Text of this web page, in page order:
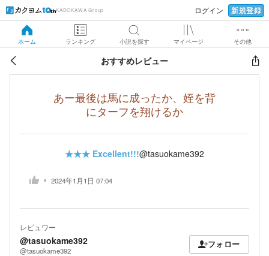
KADOKAWA Group ログイン 新規登録
ホーム ランキング 小説を探す マイページ その他
おすすめレビュー
あー最後は馬に成ったか、姪を背
にターフを翔けるか
★★★ Excellent!!!@tasuokame392
2024年1月1日 07:04
レビュワー
@tasuokame392
@tasuokame392
フォロー